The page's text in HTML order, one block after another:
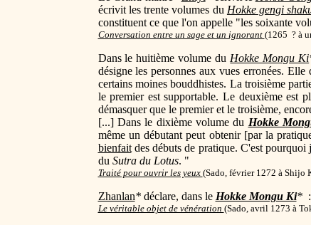
écrivit les trente volumes du Hokke gengi
constituent ce que l'on appelle "les soixante
Conversation entre un sage et un ignorant (1265 ? à
Dans le huitième volume du Hokke Mongu Ki
désigne les personnes aux vues erronées. Elle
certains moines bouddhistes. La troisième
le premier est supportable. Le deuxième est
démasquer que le premier et le troisième,
[...] Dans le dixième volume du Hokke
même un débutant peut obtenir [par la
bienfaitdes débuts de pratique. C'est pourquoi
du Sutra du Lotus. "
Traité pour ouvrir les yeux (Sado, février 1272 à Shijo
Zhanlan*déclare, dans le Hokke Mongu Ki*:
Le véritable objet de vénération (Sado, avril 1273 à